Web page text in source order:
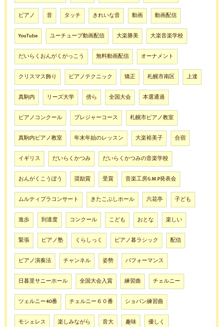
ピアノ 音 タッチ きれいな音 動画 動画配信
YouTube ユーチューブ動画配信 大楽勝美 大楽音楽学校
だいらくおんがくがっこう 無料動画配信 オーナメント
クリスマス飾り ピアノテクニック 矯正 札幌市南区 上達
真駒内 リーズ大学 傍ら 全国大会 本選通過
ピアノコンクール プレジャーコース 札幌市ピアノ教室
真駒内ピアノ教室 年末年始のレッスン 大楽裕美子 合宿
イギリス だいらくかつみ だいらくかつみの音楽学校
おんがくこうぼう 奨励賞 受賞 音楽工房G.M.P発表会
ムルティプラコンサート きたこぶしホール 六花亭 子ども
進歩 到達度 コンクール こども おとな 楽しい
緊張 ピアノ塾 くらしっく ピアノ暮ラシック 配信
ピアノ演奏法 チャンネル 姿勢 パフォーマンス
日暮里サニーホール 全国大会入賞 練習曲 チェルニー
ツェルニー40番 チェルニー６０番 ショパン練習曲
モシェレス 楽しみながら 音大 趣味 優しく